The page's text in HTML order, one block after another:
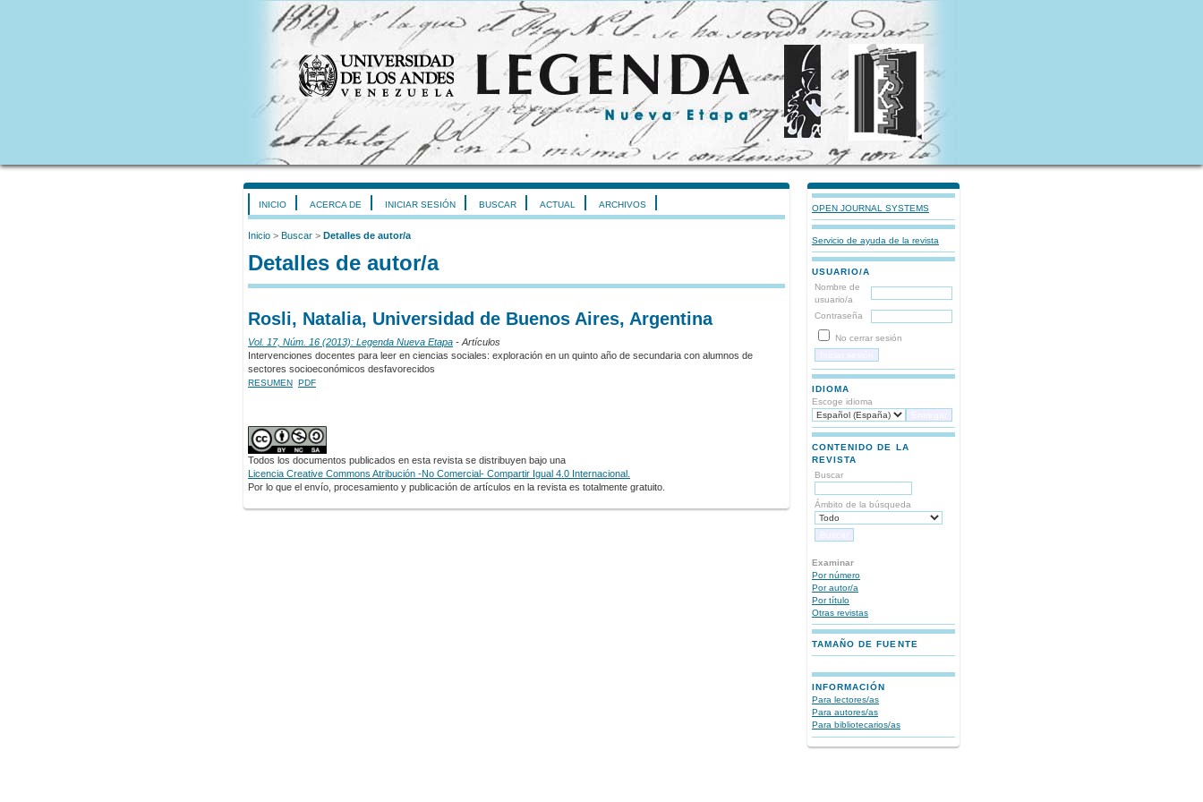
OPEN JOURNAL SYSTEMS
Servicio de ayuda de la revista
USUARIO/A
Nombre de
usuario/a
Contraseña
No cerrar sesión
IDIOMA
Escoge idioma
CONTENIDO DE LA
REVISTA
Buscar
Ámbito de la búsqueda
Examinar
Por número
Por autor/a
Por título
Otras revistas
TAMAÑO DE FUENTE
INFORMACIÓN
Para lectores/as
Para autores/as
Para bibliotecarios/as
INICIO ACERCA DE INICIAR SESIÓN BUSCAR ACTUAL ARCHIVOS
Inicio > Buscar > Detalles de autor/a
Detalles de autor/a
Rosli, Natalia, Universidad de Buenos Aires, Argentina
Vol. 17, Núm. 16 (2013): Legenda Nueva Etapa - Artículos
Intervenciones docentes para leer en ciencias sociales: exploración en un quinto año de secundaria con alumnos de
sectores socioeconómicos desfavorecidos
RESUMEN PDF
Todos los documentos publicados en esta revista se distribuyen bajo una
Licencia Creative Commons Atribución -No Comercial- Compartir Igual 4.0 Internacional.
Por lo que el envío, procesamiento y publicación de artículos en la revista es totalmente gratuito.